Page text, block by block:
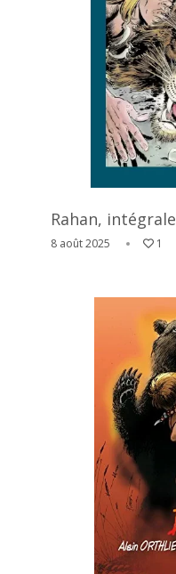
Rahan, intégrale
8 août 2025 1